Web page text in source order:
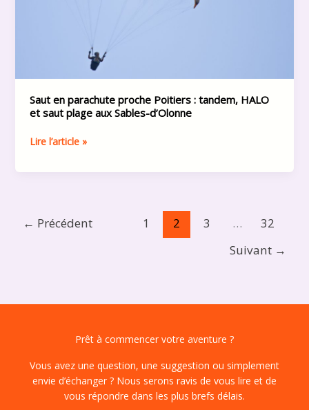
Saut en parachute proche Poitiers : tandem, HALO
et saut plage aux Sables-d’Olonne
plage
aux
Sables-
d’Olonne
Lire l’article »
← Précédent 1 2 3 …
32
Suivant →
Prêt à commencer votre aventure ?
Vous avez une question, une suggestion ou simplement
envie d’échanger ? Nous serons ravis de vous lire et de
vous répondre dans les plus brefs délais.